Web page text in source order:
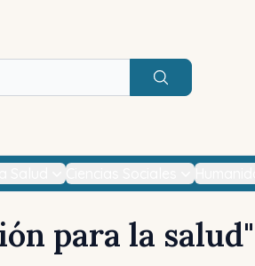
Buscar
para la salud"